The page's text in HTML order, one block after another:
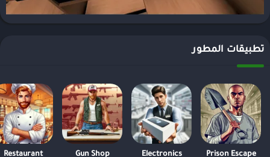
تطبيقات المطور
Prison Escape
Electronics
Gun Shop
Restaurant